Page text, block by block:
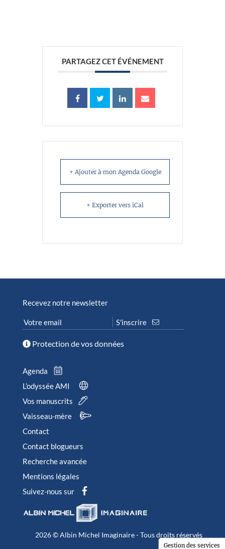
PARTAGEZ CET ÉVÉNEMENT
+ Ajouter à mon Agenda Google
+ Exporter vers iCal
Recevez notre newsletter
Protection de vos données
Agenda
L’odyssée AMI
Vos manuscrits
Vaisseau-mère
Contact
Contact blogueurs
Recherche avancée
Mentions légales
Suivez-nous sur
2026 © Albin Michel Imaginaire - Tous droits réservés
Gestion des services